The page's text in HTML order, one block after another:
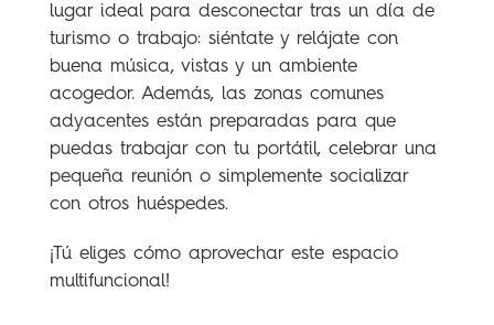
lugar ideal para desconectar tras un día de
turismo o trabajo: siéntate y relájate con
buena música, vistas y un ambiente
acogedor. Además, las zonas comunes
adyacentes están preparadas para que
puedas trabajar con tu portátil, celebrar una
pequeña reunión o simplemente socializar
con otros huéspedes.
¡Tú eliges cómo aprovechar este espacio
multifuncional!